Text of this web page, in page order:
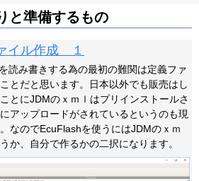
と準備するもの
イル作成 １
読み書きする為の最初の難関は定義ファ
とだと思います。日本以外でも販売はし
とにJDMのｘｍｌはプリインストールさ
アップロードがされているというのも現
なのでEcuFlashを使うにはJDMのｘｍ
か、自分で作るかの二択になります。